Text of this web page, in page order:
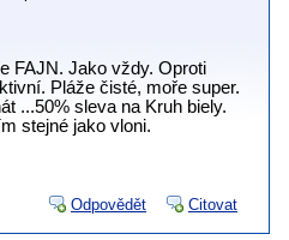
FAJN. Jako vždy. Oproti
Pláže čisté, moře super.
...50% sleva na Kruh biely.
stejné jako vloni.
Odpovědět Citovat